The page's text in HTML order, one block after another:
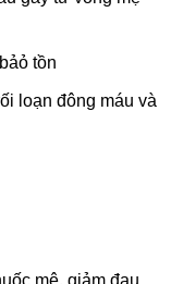
tồn
loạn đông máu và
mê, giảm đau